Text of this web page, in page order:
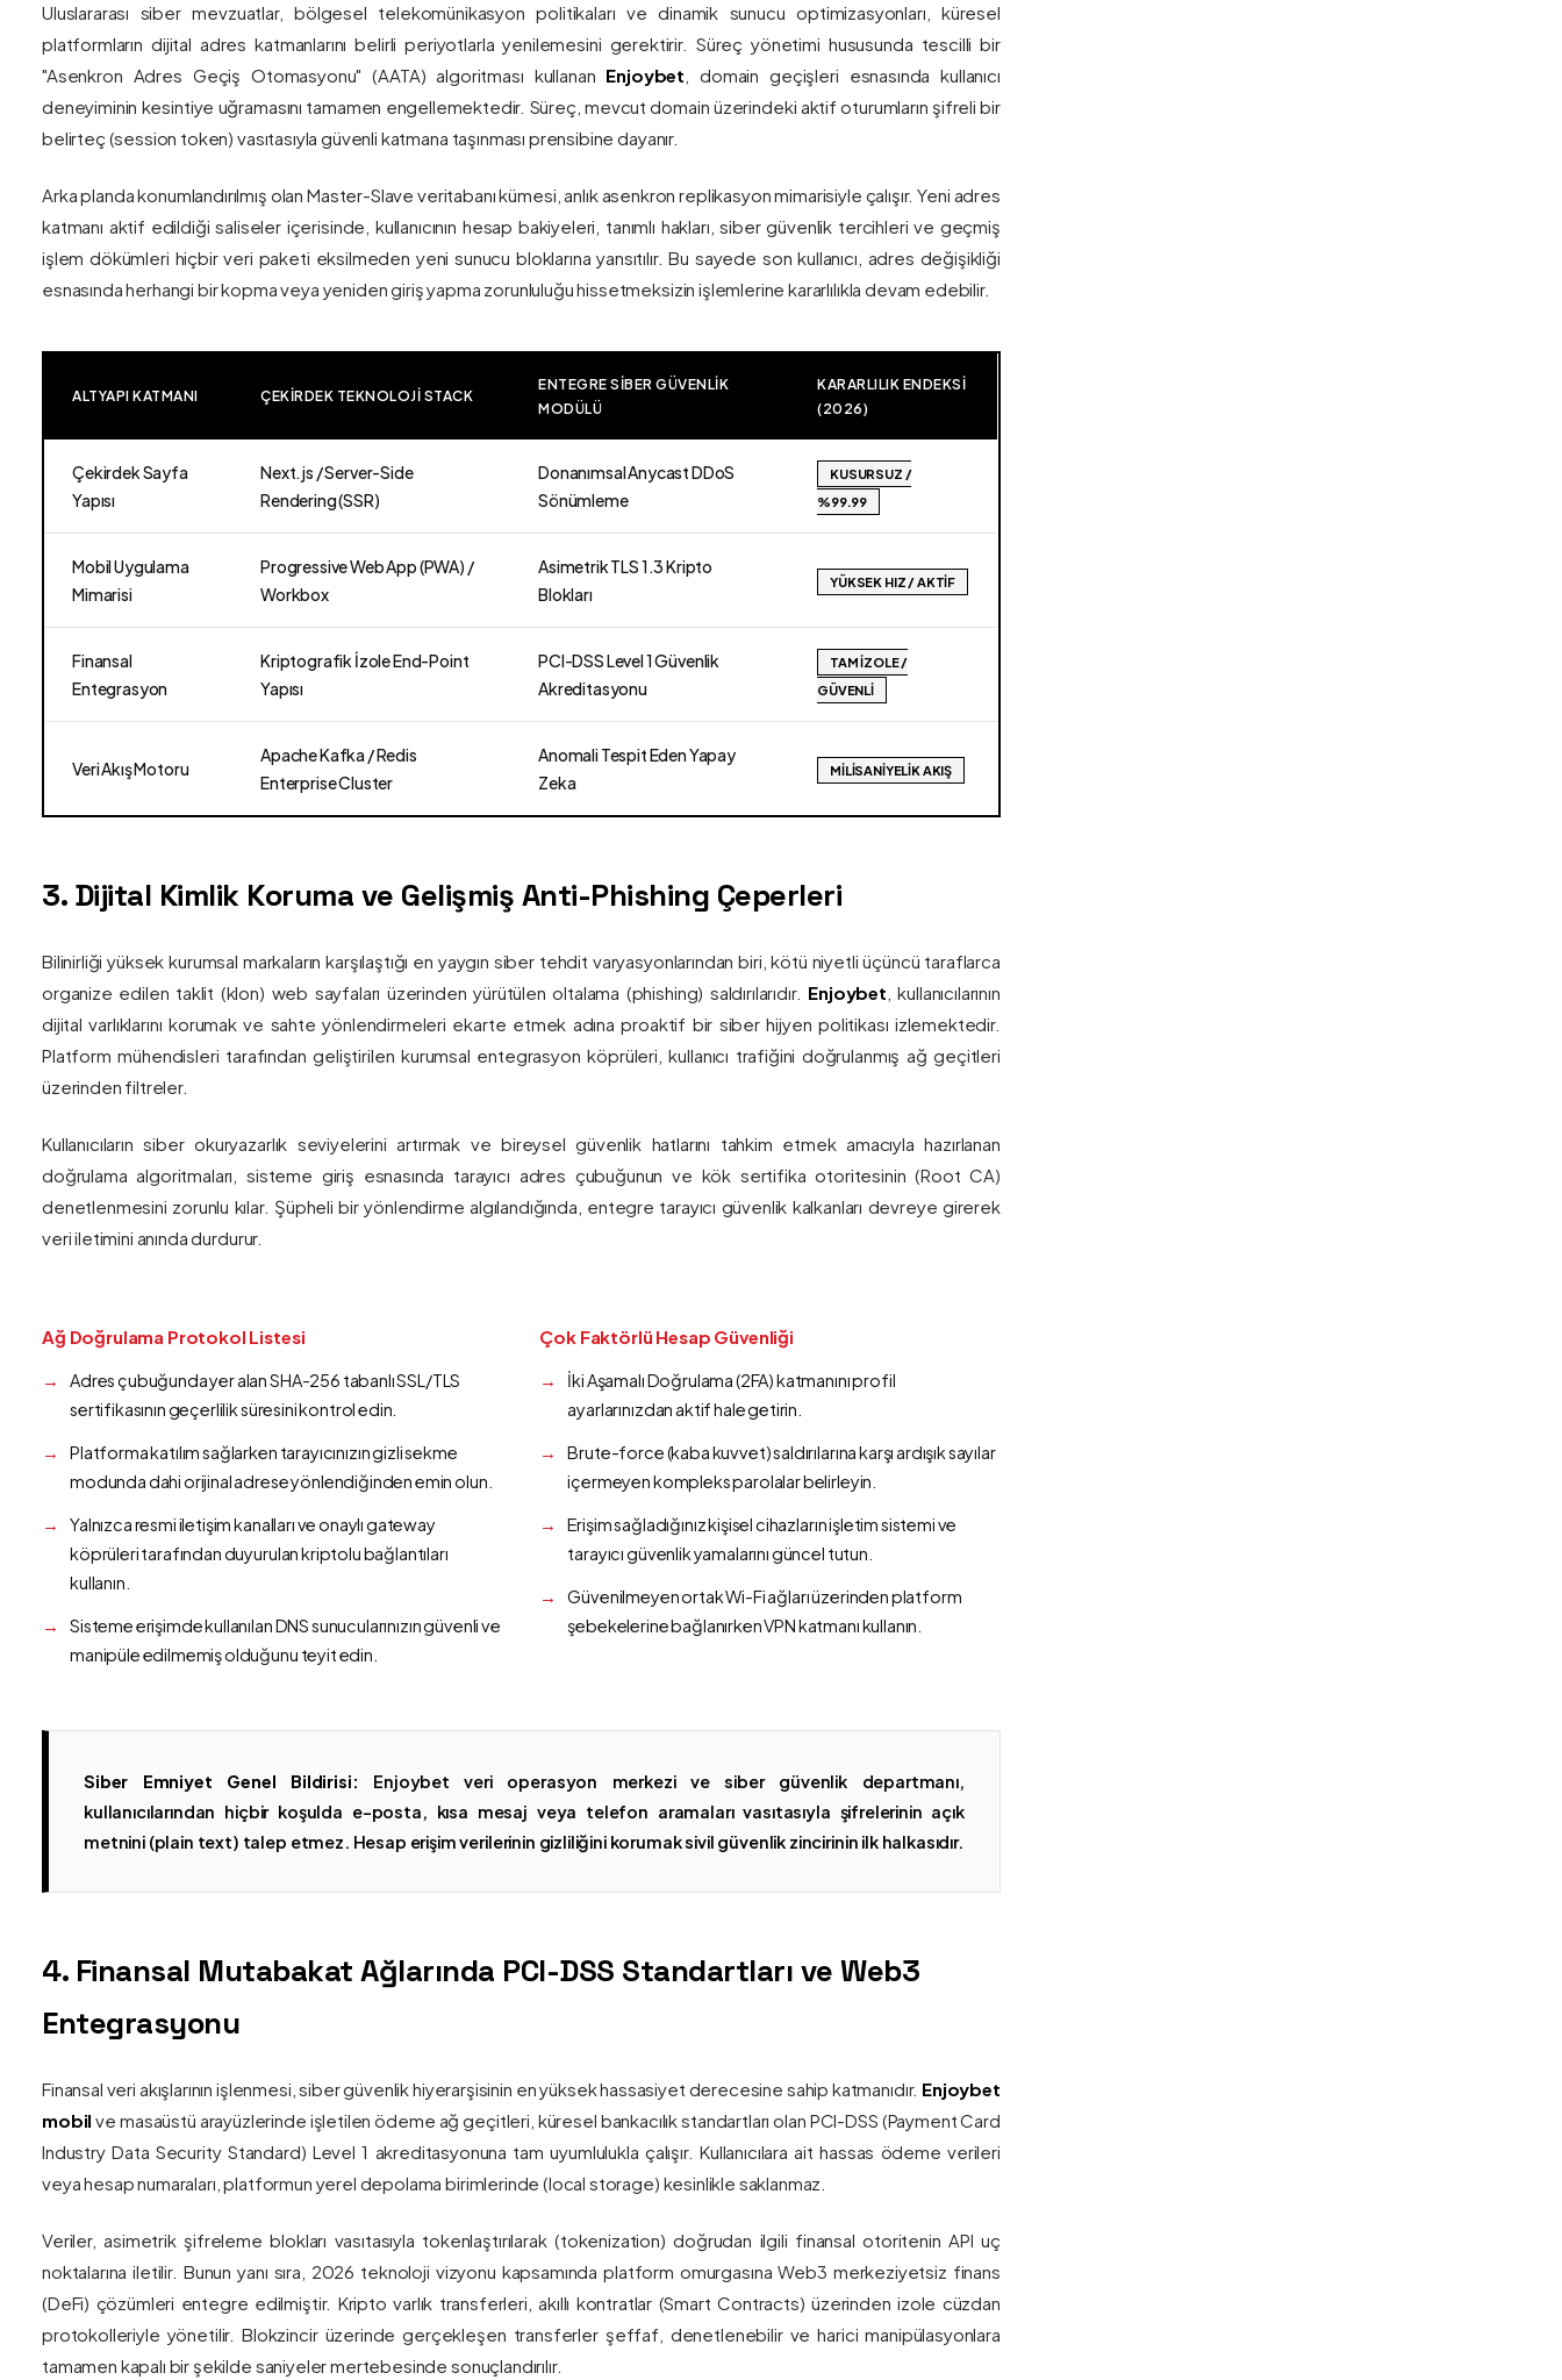
Uluslararası siber mevzuatlar, bölgesel telekomünikasyon politikaları ve dinamik sunucu optimizasyonları, küresel
platformların dijital adres katmanlarını belirli periyotlarla yenilemesini gerektirir. Süreç yönetimi hususunda tescilli bir
"Asenkron Adres Geçiş Otomasyonu" (AATA) algoritması kullanan Enjoybet , domain geçişleri esnasında kullanıcı
deneyiminin kesintiye uğramasını tamamen engellemektedir. Süreç, mevcut domain üzerindeki aktif oturumların şifreli bir
belirteç (session token) vasıtasıyla güvenli katmana taşınması prensibine dayanır.
Arka planda konumlandırılmış olan Master-Slave veritabanı kümesi, anlık asenkron replikasyon mimarisiyle çalışır. Yeni adres
katmanı aktif edildiği saliseler içerisinde, kullanıcının hesap bakiyeleri, tanımlı hakları, siber güvenlik tercihleri ve geçmiş
işlem dökümleri hiçbir veri paketi eksilmeden yeni sunucu bloklarına yansıtılır. Bu sayede son kullanıcı, adres değişikliği
esnasında herhangi bir kopma veya yeniden giriş yapma zorunluluğu hissetmeksizin işlemlerine kararlılıkla devam edebilir.
ALTYAPI KATMANI ÇEKIRDEK TEKNOLOJI STACK
ENTEGRE SIBER GÜVENLIK
MODÜLÜ
KARARLILIK ENDEKSI
(2026)
Çekirdek Sayfa
Yapısı
Next.js / Server-Side
Rendering (SSR)
Donanımsal Anycast DDoS
Sönümleme
KUSURSUZ /
%99.99
Mobil Uygulama
Mimarisi
Progressive Web App (PWA) /
Workbox
Asimetrik TLS 1.3 Kripto
Blokları
YÜKSEK HIZ / AKTIF
Finansal
Entegrasyon
Kriptografik İzole End-Point
Yapısı
PCI-DSS Level 1 Güvenlik
Akreditasyonu
TAM İZOLE /
GÜVENLI
Veri Akış Motoru
Apache Kafka / Redis
Enterprise Cluster
Anomali Tespit Eden Yapay
Zeka
MILISANIYELIK AKIŞ
3. Dijital Kimlik Koruma ve Gelişmiş Anti-Phishing Çeperleri
Bilinirliği yüksek kurumsal markaların karşılaştığı en yaygın siber tehdit varyasyonlarından biri, kötü niyetli üçüncü taraflarca
organize edilen taklit (klon) web sayfaları üzerinden yürütülen oltalama (phishing) saldırılarıdır. Enjoybet , kullanıcılarının
dijital varlıklarını korumak ve sahte yönlendirmeleri ekarte etmek adına proaktif bir siber hijyen politikası izlemektedir.
Platform mühendisleri tarafından geliştirilen kurumsal entegrasyon köprüleri, kullanıcı trafiğini doğrulanmış ağ geçitleri
üzerinden filtreler.
Kullanıcıların siber okuryazarlık seviyelerini artırmak ve bireysel güvenlik hatlarını tahkim etmek amacıyla hazırlanan
doğrulama algoritmaları, sisteme giriş esnasında tarayıcı adres çubuğunun ve kök sertifika otoritesinin (Root CA)
denetlenmesini zorunlu kılar. Şüpheli bir yönlendirme algılandığında, entegre tarayıcı güvenlik kalkanları devreye girerek
veri iletimini anında durdurur.
Ağ Doğrulama Protokol Listesi
Adres çubuğunda yer alan SHA-256 tabanlı SSL/TLS
sertifikasının geçerlilik süresini kontrol edin.
Platforma katılım sağlarken tarayıcınızın gizli sekme
modunda dahi orijinal adrese yönlendiğinden emin olun.
Yalnızca resmi iletişim kanalları ve onaylı gateway
köprüleri tarafından duyurulan kriptolu bağlantıları
kullanın.
Sisteme erişimde kullanılan DNS sunucularınızın güvenli ve
manipüle edilmemiş olduğunu teyit edin.
Çok Faktörlü Hesap Güvenliği
İki Aşamalı Doğrulama (2FA) katmanını profil
ayarlarınızdan aktif hale getirin.
Brute-force (kaba kuvvet) saldırılarına karşı ardışık sayılar
içermeyen kompleks parolalar belirleyin.
Erişim sağladığınız kişisel cihazların işletim sistemi ve
tarayıcı güvenlik yamalarını güncel tutun.
Güvenilmeyen ortak Wi-Fi ağları üzerinden platform
şebekelerine bağlanırken VPN katmanı kullanın.
Siber Emniyet Genel Bildirisi: Enjoybet veri operasyon merkezi ve siber güvenlik departmanı,
kullanıcılarından hiçbir koşulda e-posta, kısa mesaj veya telefon aramaları vasıtasıyla şifrelerinin açık
metnini (plain text) talep etmez. Hesap erişim verilerinin gizliliğini korumak sivil güvenlik zincirinin ilk halkasıdır.
4. Finansal Mutabakat Ağlarında PCI-DSS Standartları ve Web3
Entegrasyonu
Finansal veri akışlarının işlenmesi, siber güvenlik hiyerarşisinin en yüksek hassasiyet derecesine sahip katmanıdır. Enjoybet
mobil ve masaüstü arayüzlerinde işletilen ödeme ağ geçitleri, küresel bankacılık standartları olan PCI-DSS (Payment Card
Industry Data Security Standard) Level 1 akreditasyonuna tam uyumlulukla çalışır. Kullanıcılara ait hassas ödeme verileri
veya hesap numaraları, platformun yerel depolama birimlerinde (local storage) kesinlikle saklanmaz.
Veriler, asimetrik şifreleme blokları vasıtasıyla tokenlaştırılarak (tokenization) doğrudan ilgili finansal otoritenin API uç
noktalarına iletilir. Bunun yanı sıra, 2026 teknoloji vizyonu kapsamında platform omurgasına Web3 merkeziyetsiz finans
(DeFi) çözümleri entegre edilmiştir. Kripto varlık transferleri, akıllı kontratlar (Smart Contracts) üzerinden izole cüzdan
protokolleriyle yönetilir. Blokzincir üzerinde gerçekleşen transferler şeffaf, denetlenebilir ve harici manipülasyonlara
tamamen kapalı bir şekilde saniyeler mertebesinde sonuçlandırılır.